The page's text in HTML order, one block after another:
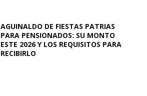
AGUINALDO DE FIESTAS PATRIAS
PARA PENSIONADOS: SU MONTO
ESTE 2026 Y LOS REQUISITOS PARA
RECIBIRLO